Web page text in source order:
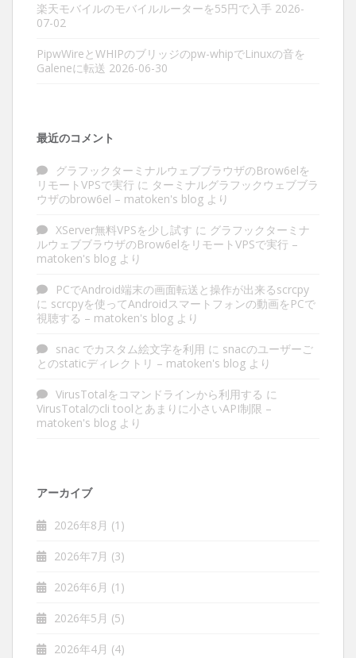
楽天モバイルのモバイルルーターを55円で入手 2026-
07-02
PipwWireとWHIPのブリッジのpw-whipでLinuxの音を
Galeneに転送 2026-06-30
最近のコメント
グラフックターミナルウェブブラウザのBrow6elを
リモートVPSで実行 に ターミナルグラフックウェブブラ
ウザのbrow6el – matoken's blog より
XServer無料VPSを少し試す に グラフックターミナ
ルウェブブラウザのBrow6elをリモートVPSで実行 –
matoken's blog より
PCでAndroid端末の画面転送と操作が出来るscrcpy
に scrcpyを使ってAndroidスマートフォンの動画をPCで
視聴する – matoken's blog より
snac でカスタム絵文字を利用 に snacのユーザーご
とのstaticディレクトリ – matoken's blog より
VirusTotalをコマンドラインから利用する に
VirusTotalのcli toolとあまりに小さいAPI制限 –
matoken's blog より
アーカイブ
2026年8月 (1)
2026年7月 (3)
2026年6月 (1)
2026年5月 (5)
2026年4月 (4)